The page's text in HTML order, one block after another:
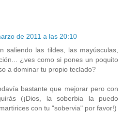
de 2011 a las 20:10
saliendo las tildes, las mayúsculas,
¿ves como si pones un poquito
a dominar tu propio teclado?
bastante que mejorar pero con
(¡Dios, la soberbia la puedo
con tu "sobervia" por favor!)